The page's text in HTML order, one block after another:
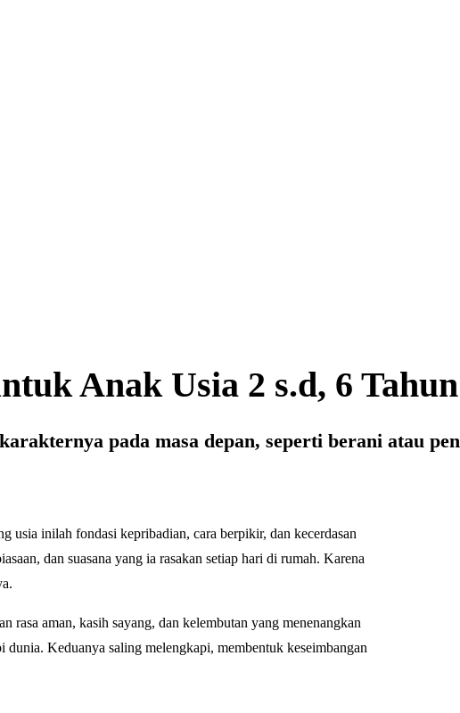
Anak Usia 2 s.d, 6 Tahun
pada masa depan, seperti berani atau
usia inilah fondasi kepribadian, cara berpikir, dan kecerdasan
dan suasana yang ia rasakan setiap hari di rumah. Karena
rasa aman, kasih sayang, dan kelembutan yang menenangkan
dunia. Keduanya saling melengkapi, membentuk keseimbangan